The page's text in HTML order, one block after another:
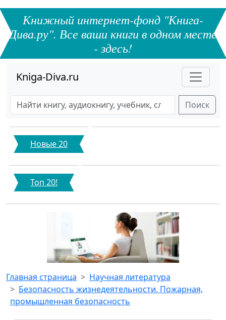
Книжный интернет-фонд "Книга-
Дива.ру". Все ваши книги в одном месте
- здесь!
Kniga-Diva.ru
Поиск
Новые 20
Топ 20!
Главная страница
Научная литература
Безопасность жизнедеятельности. Пожарная,
промышленная безопасность